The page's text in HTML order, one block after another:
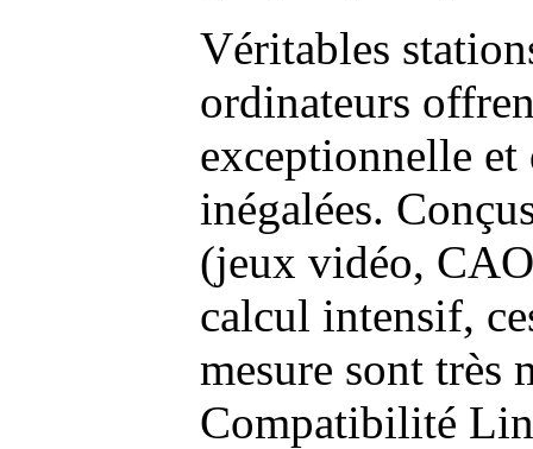
Véritables
ordinateurs
exceptionnelle et
inégalées.
(jeux vidéo,
calcul intensif,
mesure sont très
Compatibilité